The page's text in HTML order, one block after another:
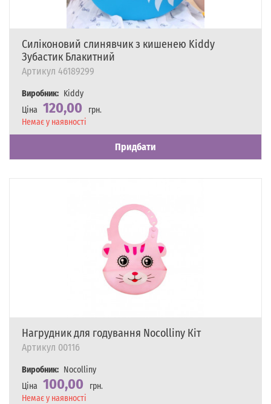
Силіконовий слинявчик з кишенею Kiddy
Зубастик Блакитний
Артикул 46189299
Виробник: Kiddy
Ціна 120,00
грн.
Наявність
Немає у наявності
Придбати
Нагрудник для годування Nocolliny Кіт
Артикул 00116
Виробник: Nocolliny
Ціна 100,00
грн.
Наявність
Немає у наявності